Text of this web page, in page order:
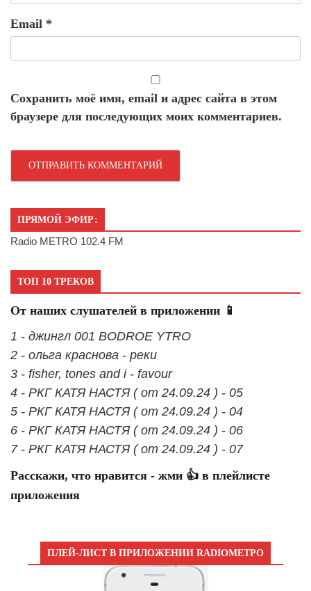
Email *
Сохранить моё имя, email и адрес сайта в этом
браузере для последующих моих комментариев.
ПРЯМОЙ ЭФИР:
Radio METRO 102.4 FM
ТОП 10 ТРЕКОВ
От наших слушателей в приложении 📱
1 - джингл 001 BODROE YTRO
2 - ольга краснова - реки
3 - fisher, tones and i - favour
4 - РКГ КАТЯ НАСТЯ ( от 24.09.24 ) - 05
5 - РКГ КАТЯ НАСТЯ ( от 24.09.24 ) - 04
6 - РКГ КАТЯ НАСТЯ ( от 24.09.24 ) - 06
7 - РКГ КАТЯ НАСТЯ ( от 24.09.24 ) - 07
Расскажи, что нравится - жми 👍 в плейлисте
приложения
ПЛЕЙ-ЛИСТ В ПРИЛОЖЕНИИ RADIOМЕТРО